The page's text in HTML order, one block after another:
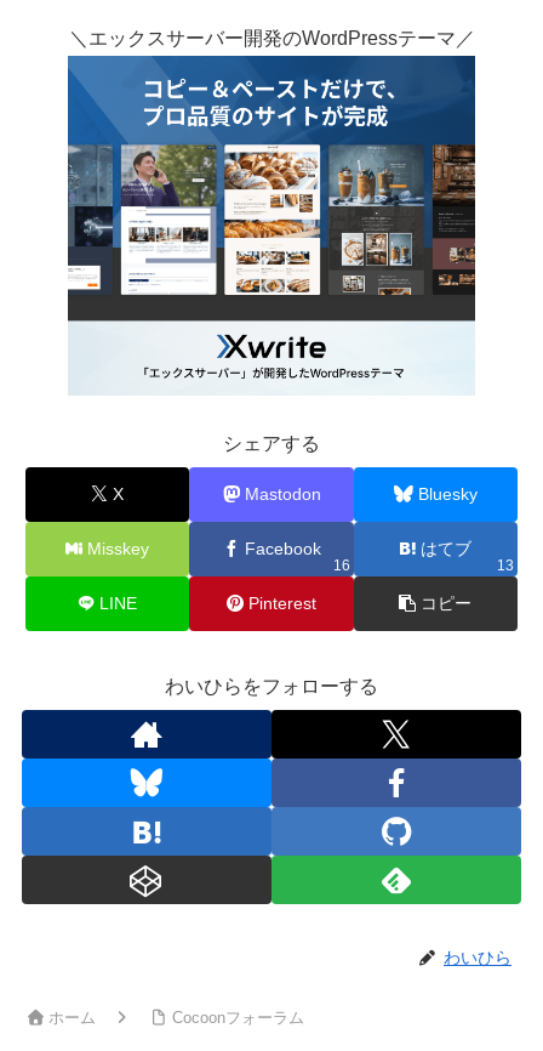
＼エックスサーバー開発のWordPressテーマ／
シェアする
X Mastodon Bluesky
Misskey Facebook
16
はてブ
13
LINE Pinterest コピー
わいひらをフォローする
わいひら
ホーム Cocoonフォーラム